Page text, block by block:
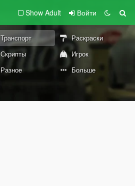
Show Adult Войти
Транспорт
Раскраски
Скрипты
Игрок
Разное Больше